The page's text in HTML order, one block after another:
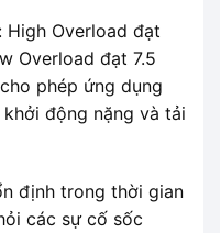
Overload đạt
Overload đạt 7.5
phép ứng dụng
động nặng và tải
định trong thời gian
các sự cố sốc